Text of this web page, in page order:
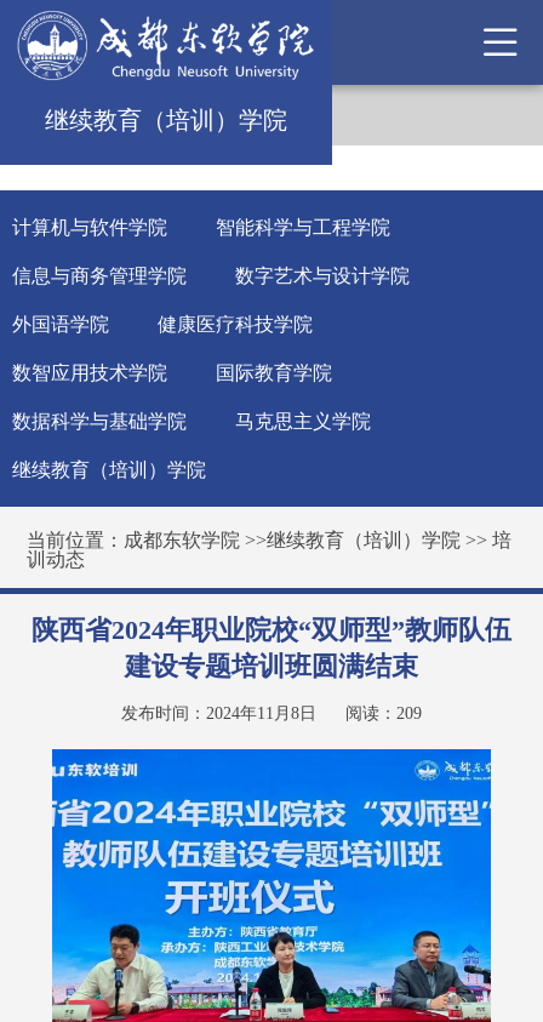
继续教育（培训）学院
计算机与软件学院 智能科学与工程学院
信息与商务管理学院 数字艺术与设计学院
外国语学院 健康医疗科技学院
数智应用技术学院 国际教育学院
数据科学与基础学院 马克思主义学院
继续教育（培训）学院
当前位置： 成都东软学院 >>继续教育（培训）学院 >>培
训动态
陕西省2024年职业院校“双师型”教师队伍
建设专题培训班圆满结束
发布时间：2024年11月8日 阅读： 209